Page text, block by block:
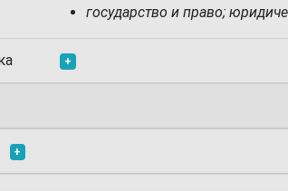
государство и право;
+
+